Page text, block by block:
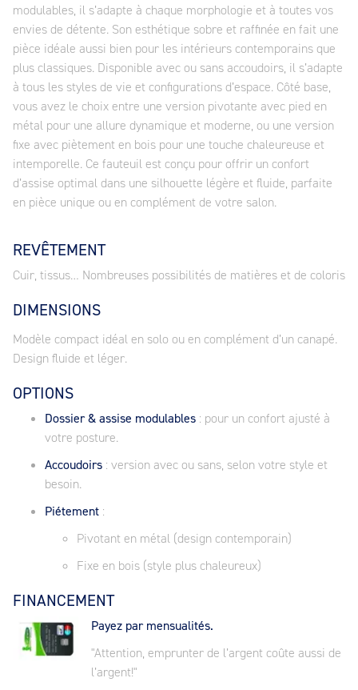
modulables, il s’adapte à chaque morphologie et à toutes vos
envies de détente. Son esthétique sobre et raffinée en fait une
pièce idéale aussi bien pour les intérieurs contemporains que
plus classiques. Disponible avec ou sans accoudoirs, il s’adapte
à tous les styles de vie et configurations d’espace. Côté base,
vous avez le choix entre une version pivotante avec pied en
métal pour une allure dynamique et moderne, ou une version
fixe avec piètement en bois pour une touche chaleureuse et
intemporelle. Ce fauteuil est conçu pour offrir un confort
d’assise optimal dans une silhouette légère et fluide, parfaite
en pièce unique ou en complément de votre salon.
REVÊTEMENT
Cuir, tissus… Nombreuses possibilités de matières et de coloris
DIMENSIONS
Modèle compact idéal en solo ou en complément d’un canapé.
Design fluide et léger.
OPTIONS
Dossier & assise modulables : pour un confort ajusté à
votre posture.
Accoudoirs : version avec ou sans, selon votre style et
besoin.
Piétement :
Pivotant en métal (design contemporain)
Fixe en bois (style plus chaleureux)
FINANCEMENT
Payez par mensualités.
"Attention, emprunter de l’argent coûte aussi de
l’argent!"